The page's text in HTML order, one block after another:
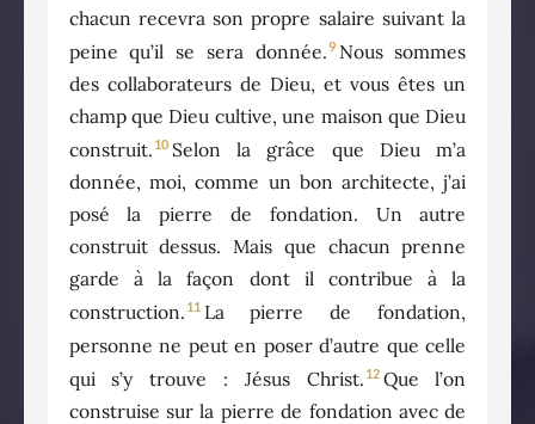
chacun recevra son propre salaire suivant la
peine qu’il se sera donnée.9 Nous sommes
des collaborateurs de Dieu, et vous êtes un
champ que Dieu cultive, une maison que Dieu
construit. 10 Selon la grâce que Dieu m’a
donnée, moi, comme un bon architecte, j’ai
posé la pierre de fondation. Un autre
construit dessus. Mais que chacun prenne
garde à la façon dont il contribue à la
construction. 11 La pierre de fondation,
personne ne peut en poser d’autre que celle
qui s’y trouve : Jésus Christ. 12 Que l’on
construise sur la pierre de fondation avec de